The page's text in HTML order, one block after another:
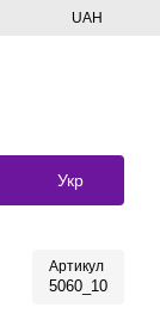
UAH
Укр
Артикул
5060_10